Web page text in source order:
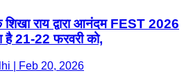
राय द्वारा आनंदम FEST 2026
है 21-22 फरवरी को,
| Feb 20, 2026